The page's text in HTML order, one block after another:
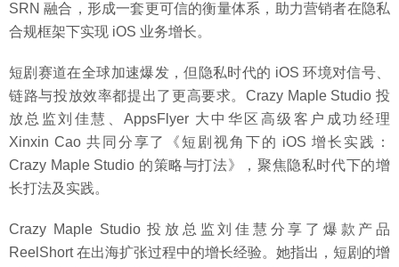
SRN 融合，形成一套更可信的衡量体系，助力营销者在隐私
合规框架下实现 iOS 业务增长。
短剧赛道在全球加速爆发，但隐私时代的 iOS 环境对信号、
链路与投放效率都提出了更高要求。Crazy Maple Studio 投
放总监刘佳慧、AppsFlyer 大中华区高级客户成功经理
Xinxin Cao 共同分享了《短剧视角下的 iOS 增长实践：
Crazy Maple Studio 的策略与打法》，聚焦隐私时代下的增
长打法及实践。
Crazy Maple Studio 投放总监刘佳慧分享了爆款产品
ReelShort 在出海扩张过程中的增长经验。她指出，短剧的增